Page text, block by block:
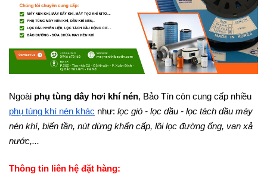
Ngoài phụ tùng dây hơi khí nén, Bảo Tín còn cung cấp nhiều
phụ tùng khí nén khác như: lọc gió - lọc dầu - lọc tách dầu máy
nén khí, biến tần, nút dừng khẩn cấp, lõi lọc đường ống, van xả
nước,...
Thông tin liên hệ đặt hàng: